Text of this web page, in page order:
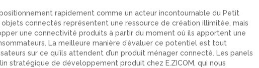
rapidement comme un acteur incontournable du Petit
connectés représentent une ressource de création illimitée, mais
une connectivité produits à partir du moment où ils apportent une
La meilleure manière d’évaluer ce potentiel est tout
sur ce qu’ils attendent d’un produit ménager connecté. Les panels
stratégique de développement produit chez E.ZICOM, qui nous